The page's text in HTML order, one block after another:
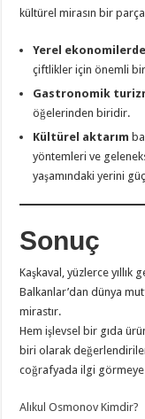
kültürel mirasın bir
Yerel ekonomilerde
çiftlikler için önemli bir
Gastronomik
öğelerinden biridir.
Kültürel aktarım
yöntemleri ve
yaşamındaki yerini
Sonuç
Kaşkaval, yüzlerce yıllık
Balkanlar’dan dünya
mirastır.
Hem işlevsel bir gıda
biri olarak
coğrafyada ilgi
Alıkul Osmonov Kimdir?